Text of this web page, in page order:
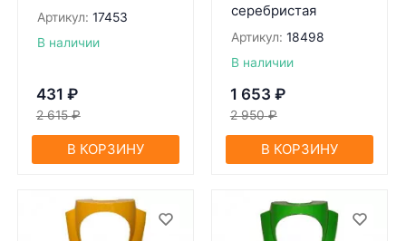
Артикул: 17453
В наличии
431 ₽
2 615 ₽
В КОРЗИНУ
серебристая
Артикул: 18498
В наличии
1 653 ₽
2 950 ₽
В КОРЗИНУ